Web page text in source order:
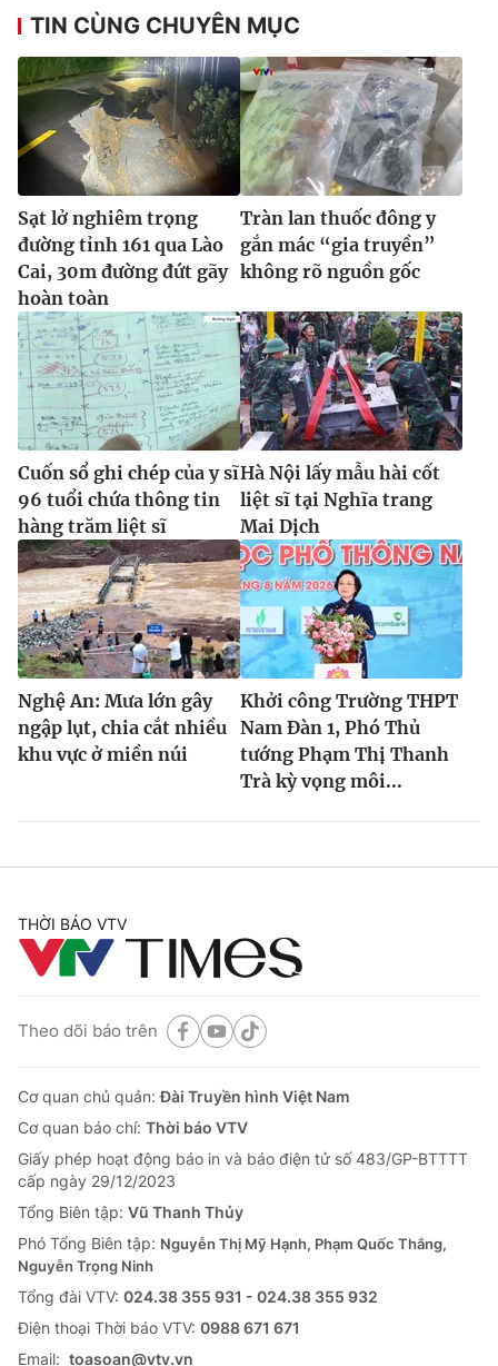
TIN CÙNG CHUYÊN MỤC
Sạt lở nghiêm trọng
đường tỉnh 161 qua Lào
Cai, 30m đường đứt gãy
hoàn toàn
Tràn lan thuốc đông y
gắn mác “gia truyền”
không rõ nguồn gốc
Cuốn sổ ghi chép của y sĩ
96 tuổi chứa thông tin
hàng trăm liệt sĩ
Hà Nội lấy mẫu hài cốt
liệt sĩ tại Nghĩa trang
Mai Dịch
Nghệ An: Mưa lớn gây
ngập lụt, chia cắt nhiều
khu vực ở miền núi
Khởi công Trường THPT
Nam Đàn 1, Phó Thủ
tướng Phạm Thị Thanh
Trà kỳ vọng môi...
THỜI BÁO VTV
Theo dõi báo trên
Cơ quan chủ quản:Đài Truyền hình Việt Nam
Cơ quan báo chí: Thời báo VTV
Giấy phép hoạt động báo in và báo điện tử số 483/GP-BTTTT
cấp ngày 29/12/2023
Tổng Biên tập: Vũ Thanh Thủy
Phó Tổng Biên tập: Nguyễn Thị Mỹ Hạnh, Phạm Quốc Thắng,
Nguyễn Trọng Ninh
Tổng đài VTV: 024.38 355 931 - 024.38 355 932
Ðiện thoại Thời báo VTV: 0988 671 671
Email: toasoan@vtv.vn